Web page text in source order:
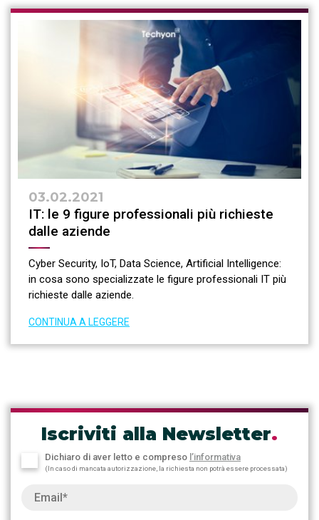
03.02.2021
IT: le 9 figure professionali più richieste
dalle aziende
Cyber Security, IoT, Data Science, Artificial Intelligence:
in cosa sono specializzate le figure professionali IT più
richieste dalle aziende.
CONTINUA A LEGGERE
Iscriviti alla Newsletter.
Dichiaro di aver letto e compreso l’informativa
(In caso di mancata autorizzazione, la richiesta non potrà essere processata)